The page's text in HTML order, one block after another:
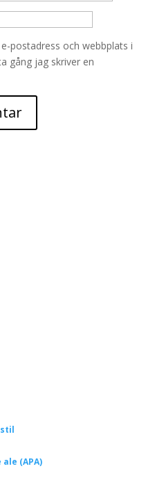
postadress och webbplats i
gång jag skriver en
(APA)